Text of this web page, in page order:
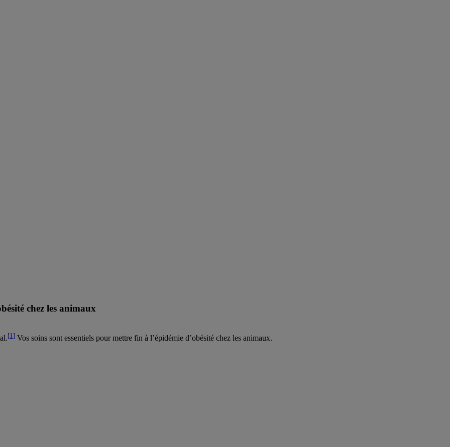
chez les animaux
[1] Vos soins sont essentiels pour mettre fin à l’épidémie d’obésité chez les animaux.